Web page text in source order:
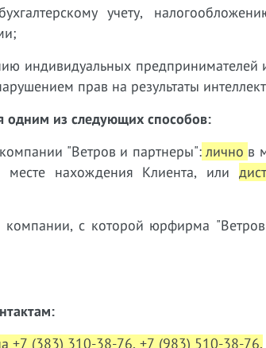
учету,
индивидуальных предпринимателей
прав на результаты
одним из следующих способов:
"Ветров и партнеры":лично в
нахождения Клиента, или
с которой юрфирма
+7 (383) 310-38-76, +7 (983) 510-38-76.